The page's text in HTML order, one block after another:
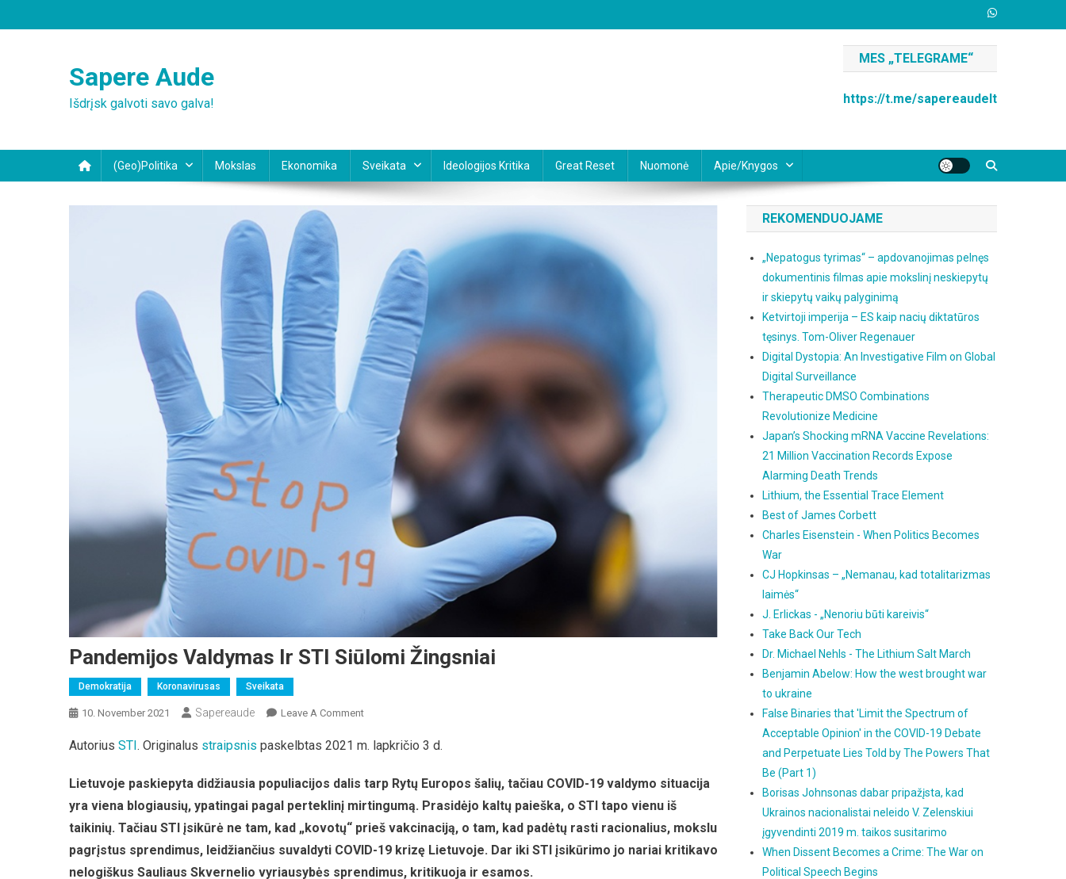
to
Sapere Aude
Išdrįsk galvoti savo galva!
MES „TELEGRAME“
https://t.me/sapereaudelt
(Geo)Politika Mokslas Ekonomika Sveikata Ideologijos Kritika Great Reset Nuomonė Apie/knygos
Pandemijos Valdymas Ir STI Siūlomi Žingsniai
Demokratija Koronavirusas Sveikata
10. November 2021 Sapereaude Leave A CommentOn
Valdymas
STI
Siūlomi
Žingsniai
Autorius STI. Originalus straipsnis paskelbtas 2021 m. lapkričio 3 d.
Lietuvoje paskiepyta didžiausia populiacijos dalis tarp Rytų Europos šalių, tačiau COVID-19 valdymo situacija
yra viena blogiausių, ypatingai pagal perteklinį mirtingumą. Prasidėjo kaltų paieška, o STI tapo vienu iš
taikinių. Tačiau STI įsikūrė ne tam, kad „kovotų“ prieš vakcinaciją, o tam, kad padėtų rasti racionalius, mokslu
pagrįstus sprendimus, leidžiančius suvaldyti COVID-19 krizę Lietuvoje. Dar iki STI įsikūrimo jo nariai kritikavo
nelogiškus Sauliaus Skvernelio vyriausybės sprendimus, kritikuoja ir esamos.
REKOMENDUOJAME
„Nepatogus tyrimas“ – apdovanojimas pelnęs
dokumentinis filmas apie mokslinį neskiepytų
ir skiepytų vaikų palyginimą
Ketvirtoji imperija – ES kaip nacių diktatūros
tęsinys. Tom-Oliver Regenauer
Digital Dystopia: An Investigative Film on Global
Digital Surveillance
Therapeutic DMSO Combinations
Revolutionize Medicine
Japan’s Shocking mRNA Vaccine Revelations:
21 Million Vaccination Records Expose
Alarming Death Trends
Lithium, the Essential Trace Element
Best of James Corbett
Charles Eisenstein - When Politics Becomes
War
CJ Hopkinsas – „Nemanau, kad totalitarizmas
laimės“
J. Erlickas - „Nenoriu būti kareivis“
Take Back Our Tech
Dr. Michael Nehls - The Lithium Salt March
Benjamin Abelow: How the west brought war
to ukraine
False Binaries that 'Limit the Spectrum of
Acceptable Opinion' in the COVID-19 Debate
and Perpetuate Lies Told by The Powers That
Be (Part 1)
Borisas Johnsonas dabar pripažįsta, kad
Ukrainos nacionalistai neleido V. Zelenskiui
įgyvendinti 2019 m. taikos susitarimo
When Dissent Becomes a Crime: The War on
Political Speech Begins